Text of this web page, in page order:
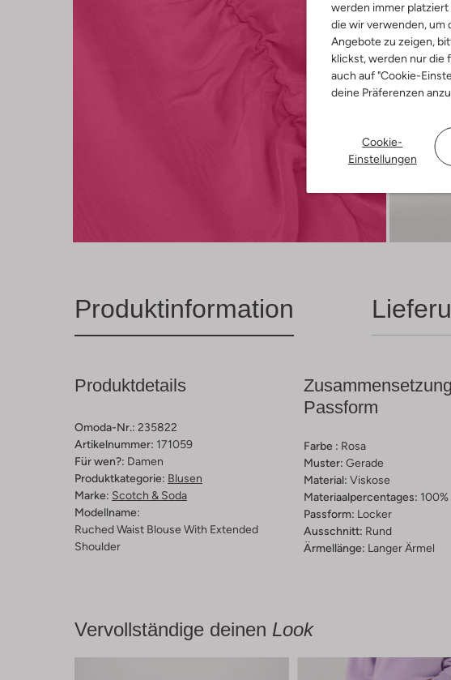
werden immer
die wir verwenden, um
Angebote zu zeigen,
klickst, werden nur die
auch auf "Cookie-
deine Präferenzen
Cookie-
Einstellungen
Produktinformation
Produktdetails
Omoda-Nr.: 235822
Artikelnummer: 171059
Für wen?: Damen
Produktkategorie: Blusen
Marke: Scotch & Soda
Modellname:
Ruched Waist Blouse With Extended
Shoulder
Passform
Farbe : Rosa
Muster: Gerade
Material: Viskose
Materiaalpercentages:
Passform: Locker
Ausschnitt: Rund
Ärmellänge: Langer Ärmel
Vervollständige deinen Look